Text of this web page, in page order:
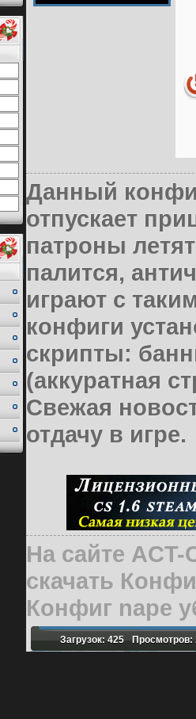
Данный
отпускает
патроны
палится,
играют с
конфиги
скрипты:
(аккуратная
Свежая
отдачу в игре.
На сайте
скачать
Конфиг nape
Загрузок: 425 Просмотров: